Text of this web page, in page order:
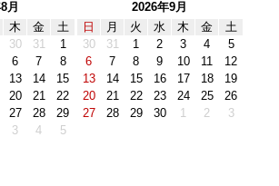
月
木 金
土
30 31
1
6 7
8
13 14
15
20 21
22
27 28
29
3 4 5
2026年9月
日
月 火 水 木 金
土
30
31 1 2 3 4
5
6
7 8 9 10 11
12
13
14 15 16 17 18
19
20
21 22 23 24 25
26
27
28 29 30 1 2 3